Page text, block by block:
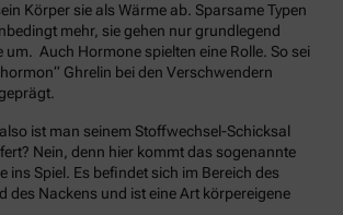
Körper sie als Wärme ab. Sparsame Typen
mehr, sie gehen nur grundlegend
um. Auch Hormone spielten eine Rolle. So sei
Ghrelin bei den Verschwendern
ist man seinem Stoffwechsel-Schicksal
Nein, denn hier kommt das sogenannte
ins Spiel. Es befindet sich im Bereich des
des Nackens und ist eine Art körpereigene